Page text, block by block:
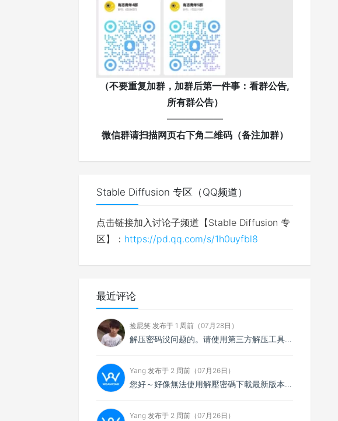
（不要重复加群，加群后第一件事：看群公告,
所有群公告）
——————
微信群请扫描网页右下角二维码（备注加群）
Stable Diffusion 专区（QQ频道）
点击链接加入讨论子频道【Stable Diffusion 专
区】： https://pd.qq.com/s/1h0uyfbl8
最近评论
捡屁笑 发布于 1 周前（07月28日）
解压密码没问题的。请使用第三方解压工具解压，比如7zip
Yang 发布于 2 周前（07月26日）
您好～好像無法使用解壓密碼下載最新版本，想請您看看
Yang 发布于 2 周前（07月26日）